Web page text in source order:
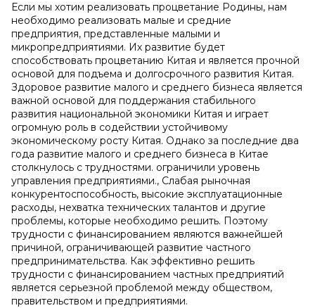
Если мы хотим реализовать процветание Родины, нам
необходимо реализовать малые и средние
предприятия, представленные малыми и
микропредприятиями. Их развитие будет
способствовать процветанию Китая и является прочной
основой для подъема и долгосрочного развития Китая.
Здоровое развитие малого и среднего бизнеса является
важной основой для поддержания стабильного
развития национальной экономики Китая и играет
огромную роль в содействии устойчивому
экономическому росту Китая. Однако за последние два
года развитие малого и среднего бизнеса в Китае
столкнулось с трудностями. ограничили уровень
управления предприятиями., Слабая рыночная
конкурентоспособность, высокие эксплуатационные
расходы, нехватка технических талантов и другие
проблемы, которые необходимо решить. Поэтому
трудности с финансированием являются важнейшей
причиной, ограничивающей развитие частного
предпринимательства. Как эффективно решить
трудности с финансированием частных предприятий
является серьезной проблемой между обществом,
правительством и предприятиями.